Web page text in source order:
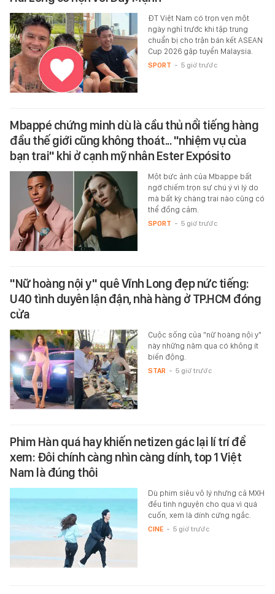
ĐT Việt Nam có trọn vẹn một
ngày nghỉ trước khi tập trung
chuẩn bị cho trận bán kết ASEAN
Cup 2026 gặp tuyển Malaysia.
SPORT - 5 giờ trước
Mbappé chứng minh dù là cầu thủ nổi tiếng hàng
đầu thế giới cũng không thoát... "nhiệm vụ của
bạn trai" khi ở cạnh mỹ nhân Ester Expósito
Một bức ảnh của Mbappe bất
ngờ chiếm trọn sự chú ý vì lý do
mà bất kỳ chàng trai nào cũng có
thể đồng cảm.
SPORT - 5 giờ trước
"Nữ hoàng nội y" quê Vĩnh Long đẹp nức tiếng:
U40 tình duyên lận đận, nhà hàng ở TP.HCM đóng
cửa
Cuộc sống của "nữ hoàng nội y"
này những năm qua có không ít
biến động.
STAR - 5 giờ trước
Phim Hàn quá hay khiến netizen gác lại lí trí để
xem: Đôi chính càng nhìn càng dính, top 1 Việt
Nam là đúng thôi
Dù phim siêu vô lý nhưng cả MXH
đều tình nguyện cho qua vì quá
cuốn, xem là dính cứng ngắc.
CINE - 5 giờ trước